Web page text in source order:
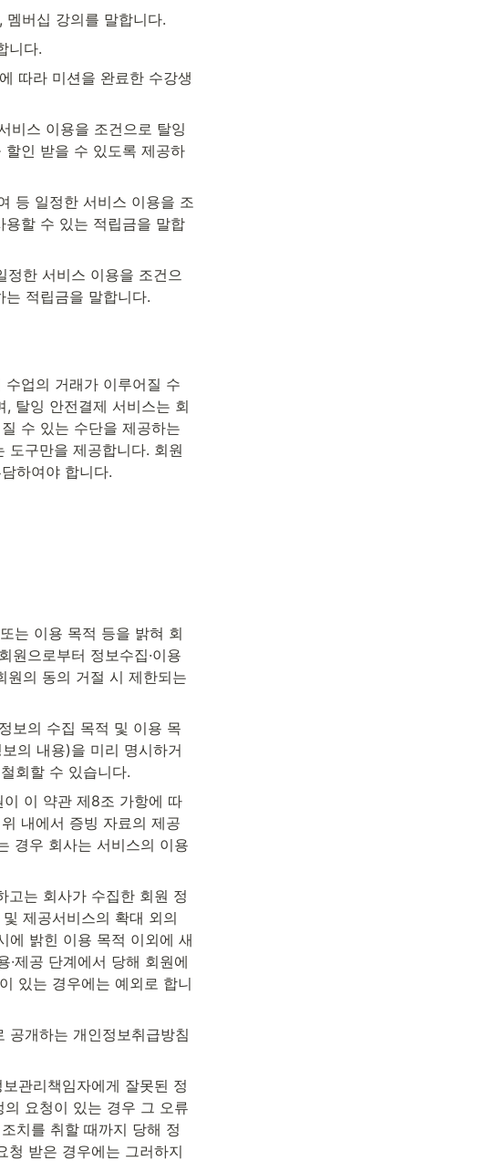
멤버십 강의를 말합니다.
니다.
따라 미션을 완료한 수강생
비스 이용을 조건으로 탈잉
인 받을 수 있도록 제공하
등 일정한 서비스 이용을 조
할 수 있는 적립금을 말합
정한 서비스 이용을 조건으
적립금을 말합니다.
업의 거래가 이루어질 수
탈잉 안전결제 서비스는 회
수 있는 수단을 제공하는
도구만을 제공합니다. 회원
하여야 합니다.
는 이용 목적 등을 밝혀 회
원으로부터 정보수집·이용
원의 동의 거절 시 제한되는
보의 수집 목적 및 이용 목
의 내용)을 미리 명시하거
회할 수 있습니다.
이 약관 제8조 가항에 따
내에서 증빙 자료의 제공
경우 회사는 서비스의 이용
고는 회사가 수집한 회원 정
제공서비스의 확대 외의
에 밝힌 이용 목적 이외에 새
제공 단계에서 당해 회원에
있는 경우에는 예외로 합니
공개하는 개인정보취급방침
관리책임자에게 잘못된 정
요청이 있는 경우 그 오류
치를 취할 때까지 당해 정
청 받은 경우에는 그러하지